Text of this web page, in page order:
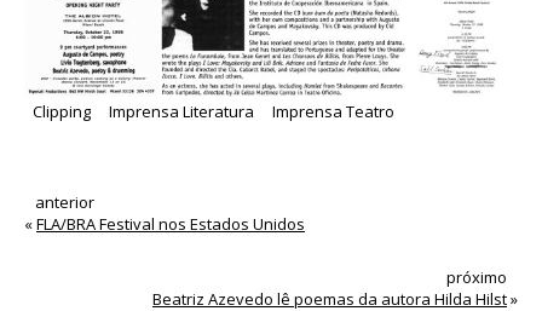
Clipping Imprensa Literatura Imprensa Teatro
anterior
«FLA/BRA Festival nos Estados Unidos
próximo
Beatriz Azevedo lê poemas da autora Hilda Hilst»